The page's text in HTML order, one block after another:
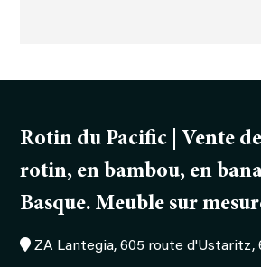
Rotin du Pacific | Vente
rotin, en bambou, en
Basque. Meuble sur
ZA Lantegia, 605 route d'Ustaritz,